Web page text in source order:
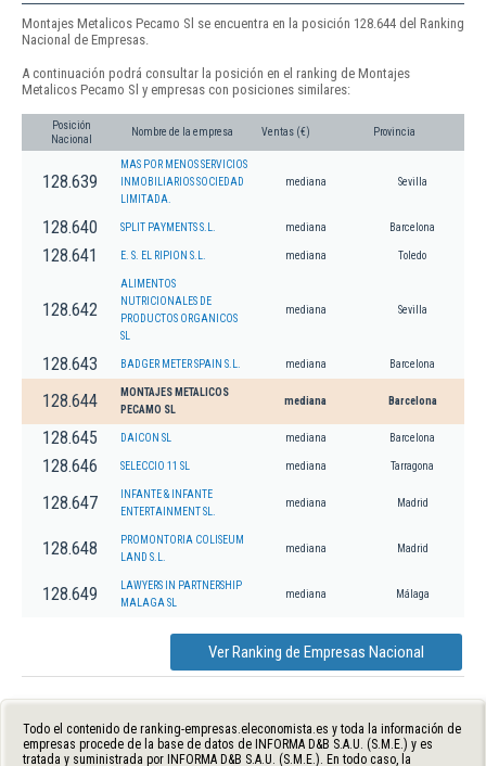
Montajes Metalicos Pecamo Sl se encuentra en la posición 128.644 del Ranking
Nacional de Empresas.
A continuación podrá consultar la posición en el ranking de Montajes
Metalicos Pecamo Sl y empresas con posiciones similares:
Posición
Nacional
Nombre de la empresa Ventas (€) Provincia
128.639
MAS POR MENOS SERVICIOS
INMOBILIARIOS SOCIEDAD
LIMITADA.
mediana Sevilla
128.640 SPLIT PAYMENTS S.L. mediana Barcelona
128.641 E. S. EL RIPION S.L. mediana Toledo
128.642
ALIMENTOS
NUTRICIONALES DE
PRODUCTOS ORGANICOS
SL
mediana Sevilla
128.643 BADGER METER SPAIN S.L. mediana Barcelona
128.644
MONTAJES METALICOS
PECAMO SL
mediana Barcelona
128.645 DAICON SL mediana Barcelona
128.646 SELECCIO 11 SL mediana Tarragona
128.647
INFANTE & INFANTE
ENTERTAINMENT SL.
mediana Madrid
128.648
PROMONTORIA COLISEUM
LAND S.L.
mediana Madrid
128.649
LAWYERS IN PARTNERSHIP
MALAGA SL
mediana Málaga
Ver Ranking de Empresas Nacional
Todo el contenido de ranking-empresas.eleconomista.es y toda la información de
empresas procede de la base de datos de INFORMA D&B S.A.U. (S.M.E.) y es
tratada y suministrada por INFORMA D&B S.A.U. (S.M.E.). En todo caso, la